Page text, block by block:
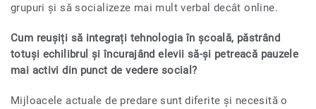
grupuri și să socializeze mai mult verbal decât online.
Cum reușiți să integrați tehnologia în școală, păstrând
totuși echilibrul și încurajând elevii să-și petreacă pauzele
mai activi din punct de vedere social?
Mijloacele actuale de predare sunt diferite și necesită o